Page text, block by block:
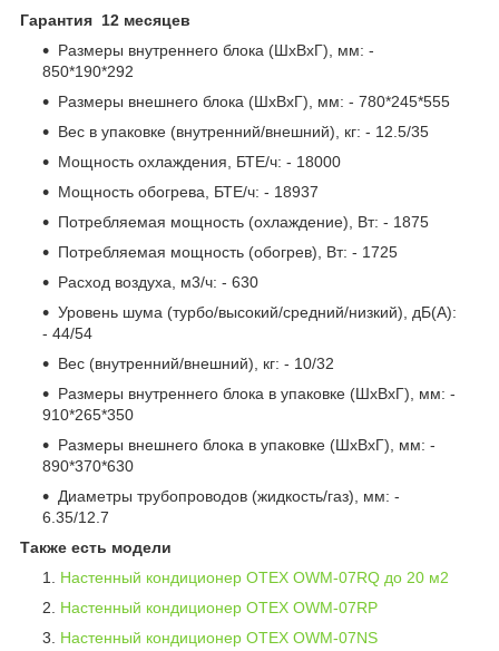
Гарантия 12 месяцев
Размеры внутреннего блока (ШхВхГ), мм: -
850*190*292
Размеры внешнего блока (ШхВхГ), мм: - 780*245*555
Вес в упаковке (внутренний/внешний), кг: - 12.5/35
Мощность охлаждения, БТЕ/ч: - 18000
Мощность обогрева, БТЕ/ч: - 18937
Потребляемая мощность (охлаждение), Вт: - 1875
Потребляемая мощность (обогрев), Вт: - 1725
Расход воздуха, м3/ч: - 630
Уровень шума (турбо/высокий/средний/низкий), дБ(А):
- 44/54
Вес (внутренний/внешний), кг: - 10/32
Размеры внутреннего блока в упаковке (ШхВхГ), мм: -
910*265*350
Размеры внешнего блока в упаковке (ШхВхГ), мм: -
890*370*630
Диаметры трубопроводов (жидкость/газ), мм: -
6.35/12.7
Также есть модели
Настенный кондиционер OTEX OWM-07RQ до 20 м2
Настенный кондиционер OTEX OWM-07RP
Настенный кондиционер OTEX OWM-07NS